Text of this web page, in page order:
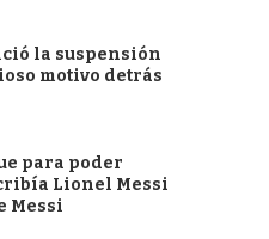
la suspensión
motivo detrás
para poder
Lionel Messi
Messi